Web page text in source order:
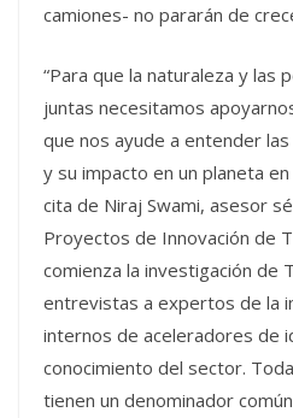
camiones- no pararán de
“Para que la naturaleza y las
juntas necesitamos
que nos ayude a entender
y su impacto en un planeta
cita de Niraj Swami, asesor
Proyectos de Innovación de
comienza la investigación de
entrevistas a expertos de la
internos de aceleradores de
conocimiento del sector.
tienen un denominador